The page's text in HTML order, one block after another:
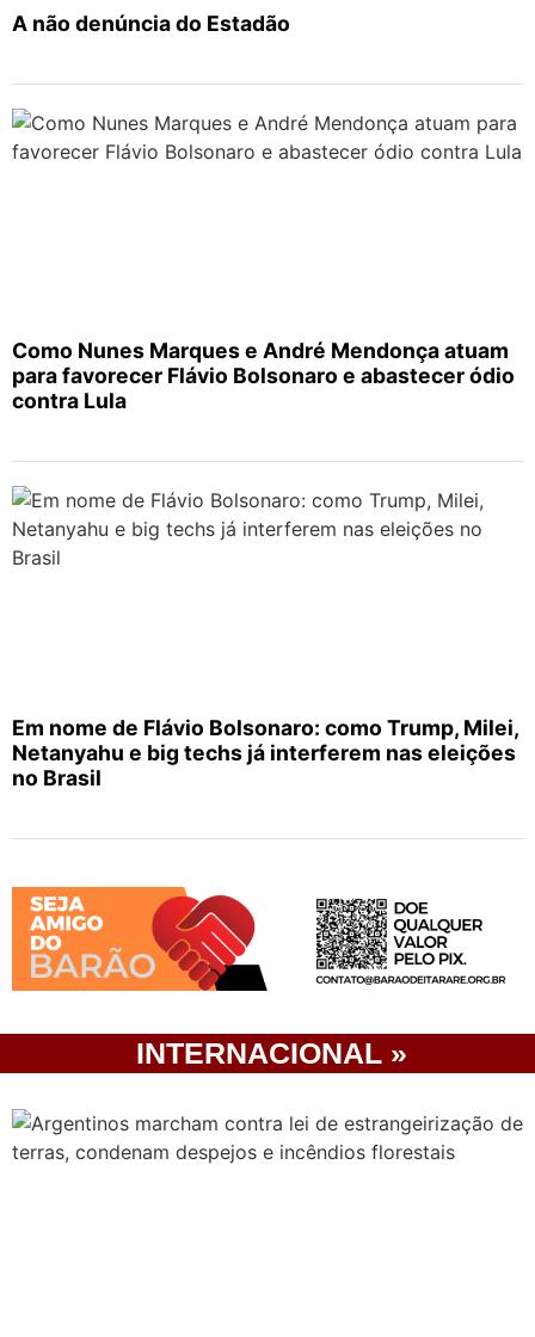
A não denúncia do Estadão
Como Nunes Marques e André Mendonça atuam
para favorecer Flávio Bolsonaro e abastecer ódio
contra Lula
Em nome de Flávio Bolsonaro: como Trump, Milei,
Netanyahu e big techs já interferem nas eleições
no Brasil
INTERNACIONAL »